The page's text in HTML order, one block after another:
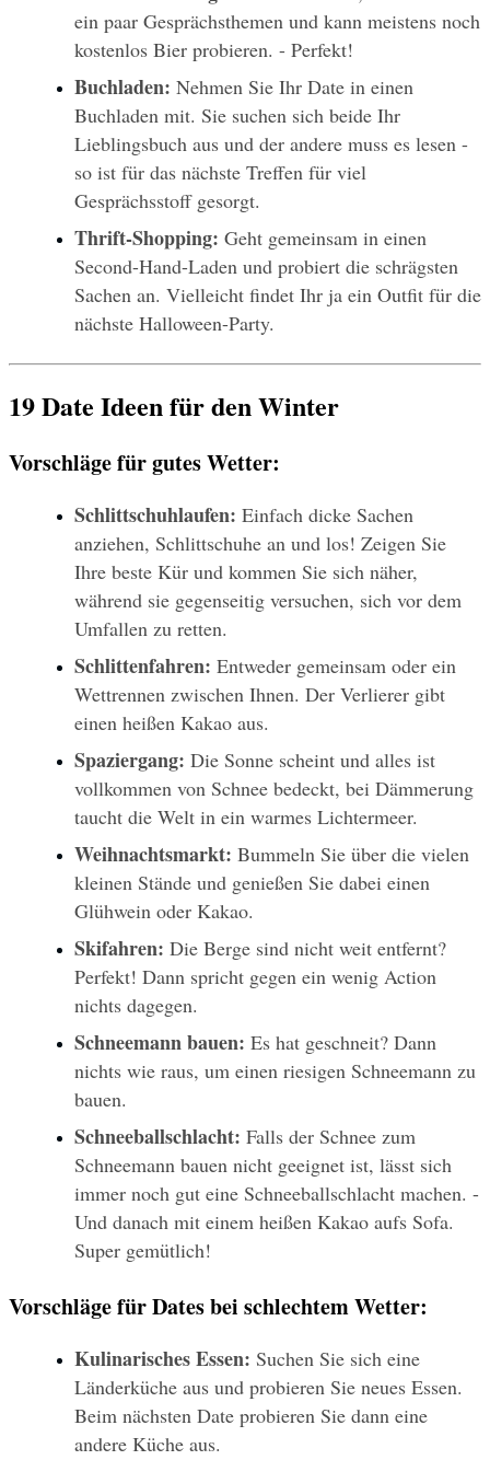
ein paar Gesprächsthemen und kann meistens noch
kostenlos Bier probieren. - Perfekt!
Buchladen: Nehmen Sie Ihr Date in einen
Buchladen mit. Sie suchen sich beide Ihr
Lieblingsbuch aus und der andere muss es lesen -
so ist für das nächste Treffen für viel
Gesprächsstoff gesorgt.
Thrift-Shopping: Geht gemeinsam in einen
Second-Hand-Laden und probiert die schrägsten
Sachen an. Vielleicht findet Ihr ja ein Outfit für die
nächste Halloween-Party.
19 Date Ideen für den Winter
Vorschläge für gutes Wetter:
Schlittschuhlaufen: Einfach dicke Sachen
anziehen, Schlittschuhe an und los! Zeigen Sie
Ihre beste Kür und kommen Sie sich näher,
während sie gegenseitig versuchen, sich vor dem
Umfallen zu retten.
Schlittenfahren: Entweder gemeinsam oder ein
Wettrennen zwischen Ihnen. Der Verlierer gibt
einen heißen Kakao aus.
Spaziergang: Die Sonne scheint und alles ist
vollkommen von Schnee bedeckt, bei Dämmerung
taucht die Welt in ein warmes Lichtermeer.
Weihnachtsmarkt: Bummeln Sie über die vielen
kleinen Stände und genießen Sie dabei einen
Glühwein oder Kakao.
Skifahren: Die Berge sind nicht weit entfernt?
Perfekt! Dann spricht gegen ein wenig Action
nichts dagegen.
Schneemann bauen: Es hat geschneit? Dann
nichts wie raus, um einen riesigen Schneemann zu
bauen.
Schneeballschlacht: Falls der Schnee zum
Schneemann bauen nicht geeignet ist, lässt sich
immer noch gut eine Schneeballschlacht machen. -
Und danach mit einem heißen Kakao aufs Sofa.
Super gemütlich!
Vorschläge für Dates bei schlechtem Wetter:
Kulinarisches Essen: Suchen Sie sich eine
Länderküche aus und probieren Sie neues Essen.
Beim nächsten Date probieren Sie dann eine
andere Küche aus.